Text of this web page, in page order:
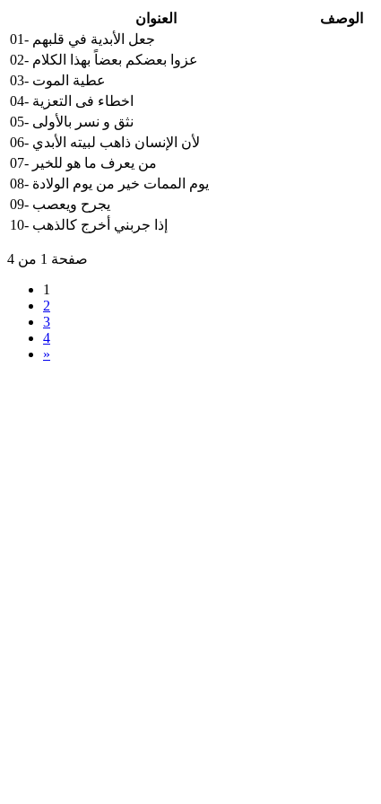
العنوان الوصف
01- جعل الأبدية في قلبهم
02- عزوا بعضكم بعضاً بهذا الكلام
03- عطية الموت
04- اخطاء فى التعزية
05- نثق و نسر بالأولى
06- لأن الإنسان ذاهب لبيته الأبدي
07- من يعرف ما هو للخير
08- يوم الممات خير من يوم الولادة
09- يجرح ويعصب
10- إذا جربني أخرج كالذهب
صفحة 1 من 4
1
2
3
4
»